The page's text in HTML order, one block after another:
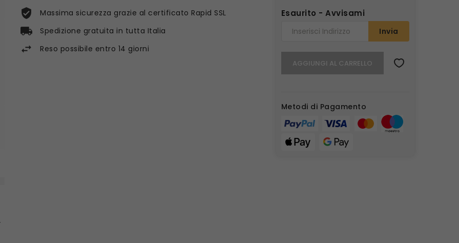
Massima sicurezza grazie al certificato Rapid SSL
Spedizione gratuita in tutta Italia
Reso possibile entro 14 giorni
Esaurito - Avvisami
Invia
AGGIUNGI AL CARRELLO
Metodi di Pagamento